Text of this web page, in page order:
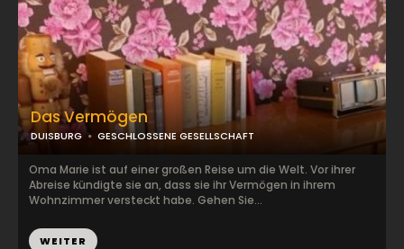
Das Vermögen
DUISBURG GESCHLOSSENE GESELLSCHAFT
Oma Marie ist auf einer großen Reise um die Welt. Vor ihrer
Abreise kündigte sie an, dass sie ihr Vermögen in ihrem
Wohnzimmer versteckt habe. Gehen Sie...
WEITER